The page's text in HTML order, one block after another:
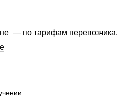
— по тарифам перевозчика.